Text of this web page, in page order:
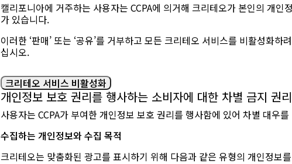
캘리포니아에 거주하는 사용자는 CCPA에 의거해 크리테오가 본인의 개인
가 있습니다.
이러한 ‘판매’ 또는 ‘공유’를 거부하고 모든 크리테오 서비스를 비활성화
십시오.
크리테오 서비스 비활성화
개인정보 보호 권리를 행사하는 소비자에 대한 차별 금지 권리
사용자는 CCPA가 부여한 개인정보 보호 권리를 행사함에 있어 차별 대우
수집하는 개인정보와 수집 목적
크리테오는 맞춤화된 광고를 표시하기 위해 다음과 같은 유형의 개인정보